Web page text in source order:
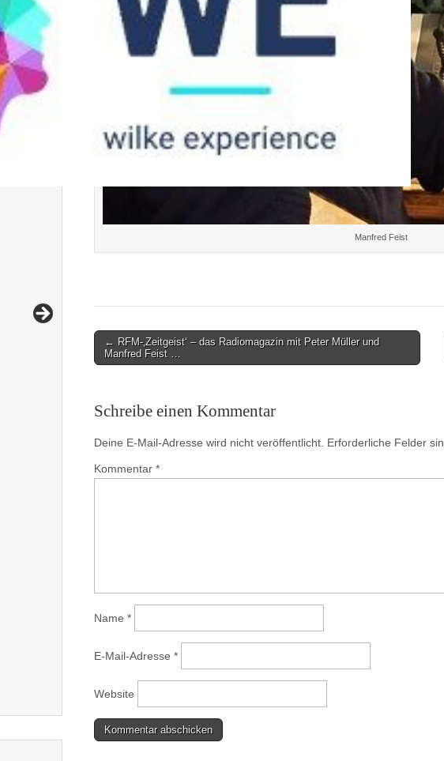
Manfred Feist
Post
navigation
← RFM-‚Zeitgeist‘ – das Radiomagazin mit Peter Müller und
Manfred Feist …
Schreibe einen Kommentar
Deine E-Mail-Adresse wird nicht veröffentlicht. Erforderliche Felder
Kommentar *
Name *
E-Mail-Adresse *
Website